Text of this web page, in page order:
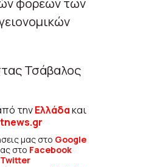
Τσάβαλος
τηνΕλλάδακαι
μας στο Google
στο Facebook
Twitter